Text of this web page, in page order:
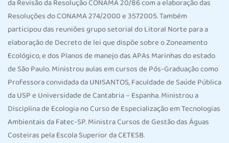
da Revisão da Resolução CONAMA 20/86 com a elaboração das
Resoluções do CONAMA 274/2000 e 3572005. Também
participou das reuniões grupo setorial do Litoral Norte para a
elaboração de Decreto de lei que dispõe sobre o Zoneamento
Ecológico, e dos Planos de manejo das APAs Marinhas do estado
de São Paulo. Ministrou aulas em cursos de Pós-Graduação como
Professora convidada da UNISANTOS, Faculdade de Saúde Pública
da USP e Universidade de Cantabria – Espanha. Ministrou a
Disciplina de Ecologia no Curso de Especialização em Tecnologias
Ambientais da Fatec-SP. Ministra Cursos de Gestão das Águas
Costeiras pela Escola Superior da CETESB.